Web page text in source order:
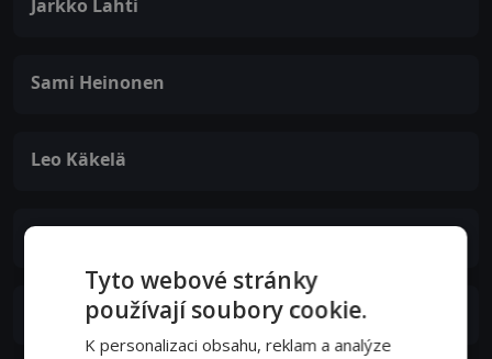
Jarkko Lahti
Sami Heinonen
Leo Käkelä
Mia-Teresa Kyyrö
Tyto webové stránky
používají soubory cookie.
K personalizaci obsahu, reklam a analýze